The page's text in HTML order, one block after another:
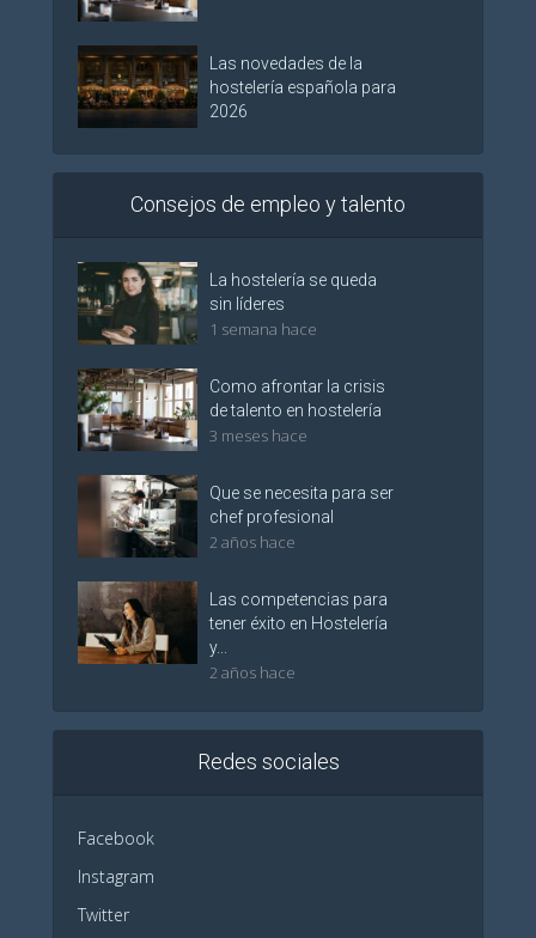
Las novedades de la
hostelería española para
2026
Consejos de empleo y talento
La hostelería se queda
sin líderes
1 semana hace
Como afrontar la crisis
de talento en hostelería
3 meses hace
Que se necesita para ser
chef profesional
2 años hace
Las competencias para
tener éxito en Hostelería
y...
2 años hace
Redes sociales
Facebook
Instagram
Twitter